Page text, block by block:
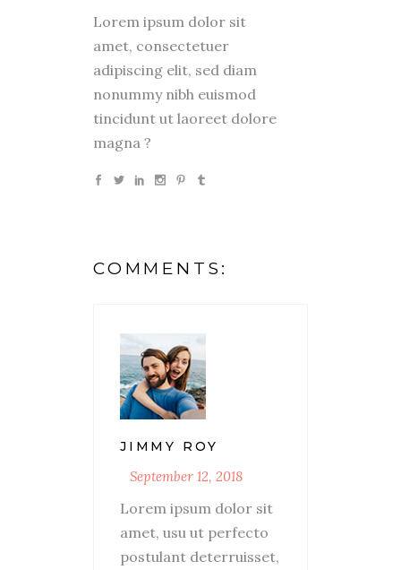
Lorem ipsum dolor sit
amet, consectetuer
adipiscing elit, sed diam
nonummy nibh euismod
tincidunt ut laoreet dolore
magna ?
COMMENTS:
JIMMY ROY
September 12, 2018
Lorem ipsum dolor sit
amet, usu ut perfecto
postulant deterruisset,